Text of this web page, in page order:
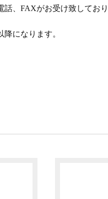
、FAXがお受け致しており
になります。